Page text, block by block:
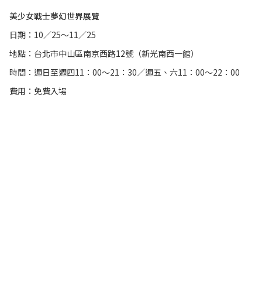
美少女戰士夢幻世界展覽
日期：10／25～11／25
地點：台北市中山區南京西路12號（新光南西一館）
時間：週日至週四11：00～21：30／週五、六11：00～22：00
費用：免費入場